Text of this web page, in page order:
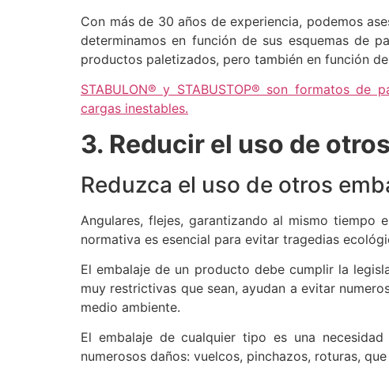
Con más de 30 años de experiencia, podemos
determinamos en función de sus esquemas de
productos paletizados, pero también en función
STABULON® y STABUSTOP® son formatos de
cargas inestables.
3. Reducir el uso de
Reduzca el uso de otros
Angulares, flejes, garantizando al mismo
normativa es esencial para evitar tragedias
El embalaje de un producto debe cumplir la
muy restrictivas que sean, ayudan a evitar
medio ambiente.
El embalaje de cualquier tipo es una
numerosos daños: vuelcos, pinchazos, roturas,